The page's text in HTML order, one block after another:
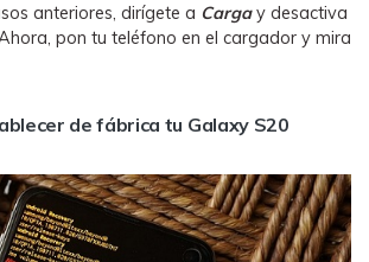
anteriores, dirígete a Cargay desactiva
pon tu teléfono en el cargador y mira
de fábrica tu Galaxy S20